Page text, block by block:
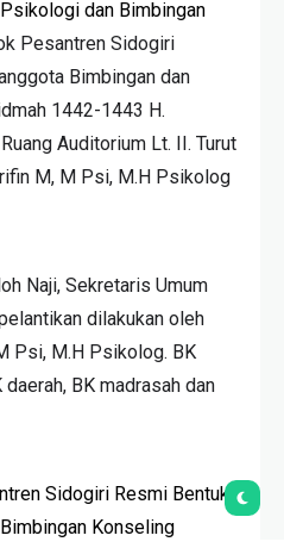
dan Bimbingan
Pesantren Sidogiri
Bimbingan dan
1442-1443 H.
Auditorium Lt. II. Turut
M, M Psi, M.H Psikolog
Naji, Sekretaris Umum
dilakukan oleh
Psi, M.H Psikolog. BK
BK madrasah dan
Sidogiri Resmi Bentuk
Konseling